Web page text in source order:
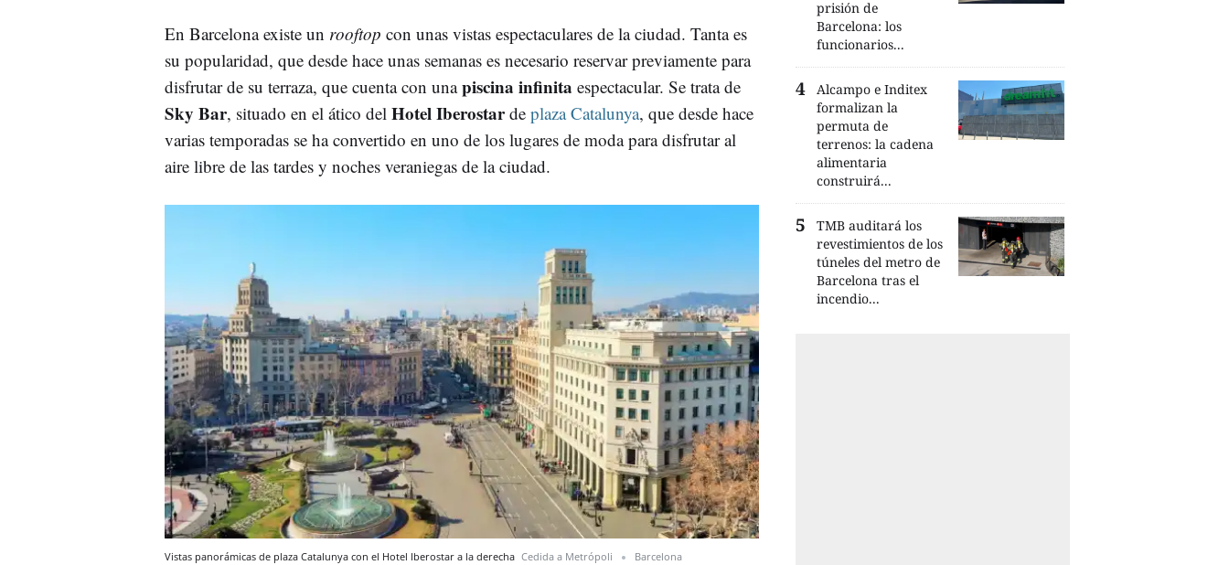
En Barcelona existe un rooftop con unas vistas espectaculares de la ciudad. Tanta es
su popularidad, que desde hace unas semanas es necesario reservar previamente para
disfrutar de su terraza, que cuenta con unapiscina infinita espectacular. Se trata de
Sky Bar, situado en el ático del Hotel Iberostarde plaza Catalunya, que desde hace
varias temporadas se ha convertido en uno de los lugares de moda para disfrutar al
aire libre de las tardes y noches veraniegas de la ciudad.
Vistas panorámicas de plaza Catalunya con el Hotel Iberostar a la derecha Cedida a Metrópoli Barcelona
prisión de
Barcelona: los
funcionarios...
Alcampo e Inditex
formalizan la
permuta de
terrenos: la cadena
alimentaria
construirá...
TMB auditará los
revestimientos de los
túneles del metro de
Barcelona tras el
incendio...